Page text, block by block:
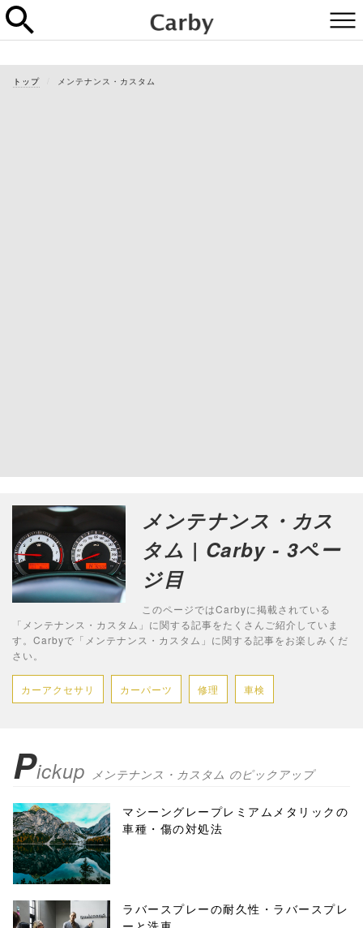
トップ メンテナンス・カスタム
メンテナンス・カス
タム | Carby - 3ペー
ジ目
このページではCarbyに掲載されている
「メンテナンス・カスタム」に関する記事をたくさんご紹介していま
す。Carbyで「メンテナンス・カスタム」に関する記事をお楽しみくだ
さい。
カーアクセサリ カーパーツ 修理 車検
Pickup メンテナンス・カスタム のピックアップ
マシーングレープレミアムメタリックの
車種・傷の対処法
ラバースプレーの耐久性・ラバースプレ